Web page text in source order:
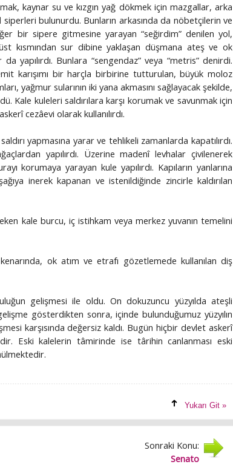
kaynar su ve kızgın yağ dökmek için mazgallar, arka
bulunurdu. Bunların arkasında da nöbetçilerin ve
bir sipere gitmesine yarayan “seğirdim” denilen yol,
kısmından sur dibine yaklaşan düşmana ateş ve ok
yapılırdı. Bunlara “sengendaz” veya “metris” denirdi.
karışımı bir harçla birbirine tutturulan, büyük moloz
yağmur sularının iki yana akmasını sağlayacak şekilde,
Kale kuleleri saldırılara karşı korumak ve savunmak için
cezâevi olarak kullanılırdı.
yapmasına yarar ve tehlikeli zamanlarda kapatılırdı.
yapılırdı. Üzerine madenî levhalar çivilenerek
korumaya yarayan kule yapılırdı. Kapıların yanlarına
inerek kapanan ve istenildiğinde zincirle kaldırılan
kale burcu, iç istihkam veya merkez yuvanın temelini
ok atım ve etrafı gözetlemede kullanılan diş
gelişmesi ile oldu. On dokuzuncu yüzyılda ateşli
gösterdikten sonra, içinde bulunduğumuz yüzyılın
karşısında değersiz kaldı. Bugün hiçbir devlet askerî
Eski kalelerin tâmirinde ise târihin canlanması eski
Yukarı Git »
Sonraki Konu:
Senato